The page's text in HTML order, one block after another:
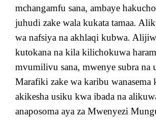
mchangamfu sana, ambaye
juhudi zake wala kukata tamaa.
wa nafsiya na akhlaqi kubwa.
kutokana na kila kilichokuwa
mvumilivu sana, mwenye subra na
Marafiki zake wa karibu wanasema
akikesha usiku kwa ibada na
anaposoma aya za Mwenyezi